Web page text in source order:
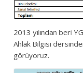
2013 yılından beri
Ahlak Bilgisi
görüyoruz.